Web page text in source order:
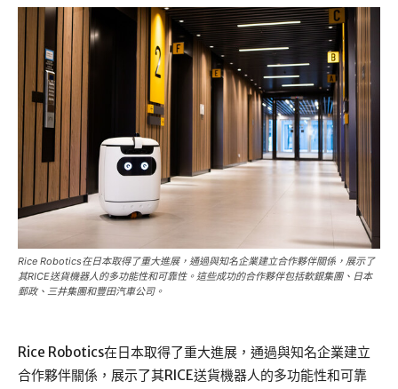
Rice Robotics在日本取得了重大進展，通過與知名企業建立合作夥伴關係，展示了
其RICE送貨機器人的多功能性和可靠性。這些成功的合作夥伴包括軟銀集團、日本
郵政、三井集團和豐田汽車公司。
Rice Robotics在日本取得了重大進展，通過與知名企業建立
合作夥伴關係，展示了其RICE送貨機器人的多功能性和可靠